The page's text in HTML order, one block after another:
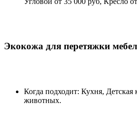
Экокожа для перетяжки
Когда подходит: Кухня,
животных.